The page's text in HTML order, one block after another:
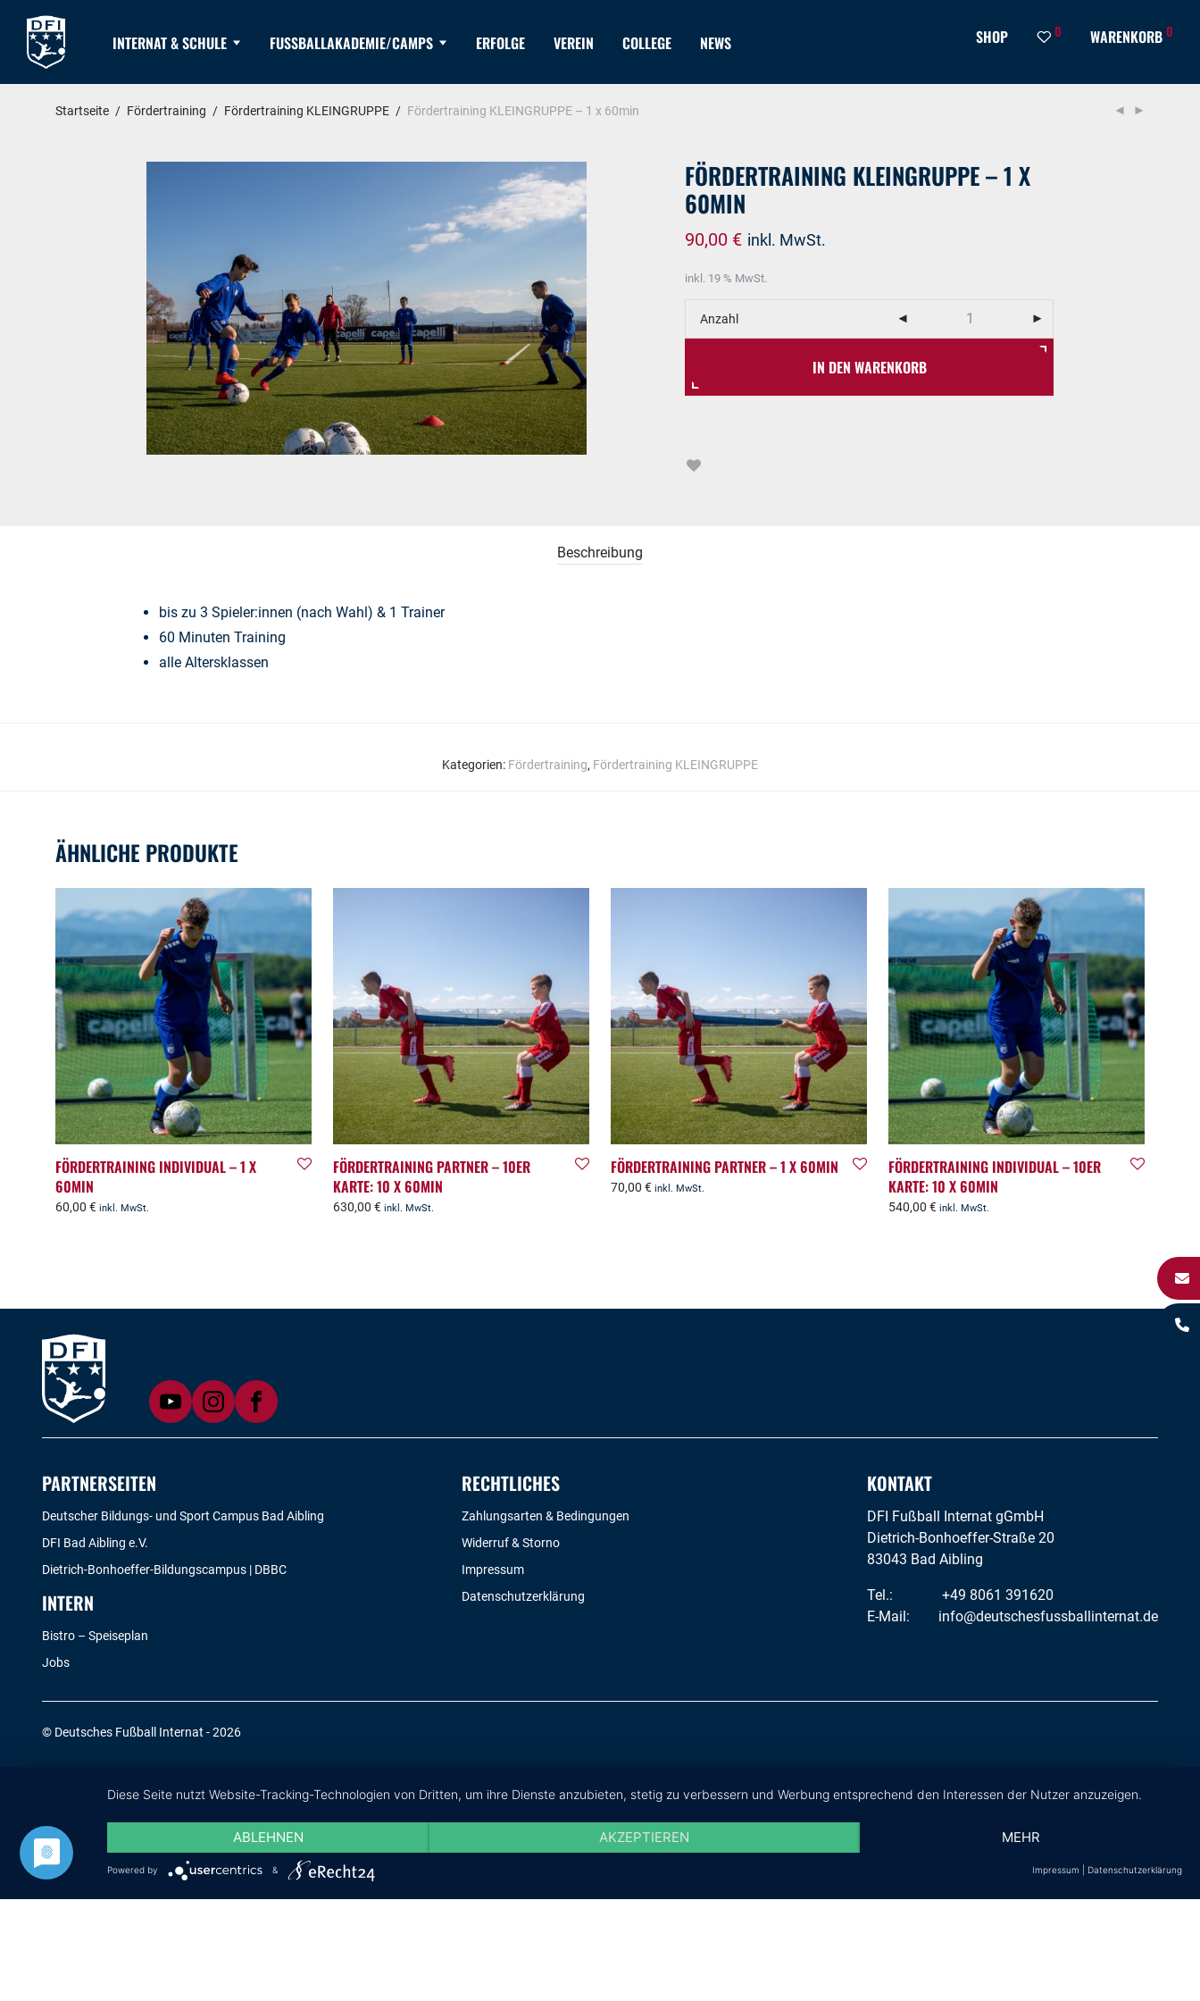
INTERNAT & SCHULE FUSSBALLAKADEMIE/CAMPS ERFOLGE VEREIN COLLEGE NEWS SHOP 0 WARENKORB0
Startseite / Fördertraining / Fördertraining KLEINGRUPPE / Fördertraining KLEINGRUPPE – 1 x 60min
FÖRDERTRAINING KLEINGRUPPE – 1 X
60MIN
90,00 € inkl. MwSt.
inkl. 19 % MwSt.
Anzahl
IN DEN WARENKORB
Beschreibung
bis zu 3 Spieler:innen (nach Wahl) & 1 Trainer
60 Minuten Training
alle Altersklassen
Kategorien: Fördertraining, Fördertraining KLEINGRUPPE
ÄHNLICHE PRODUKTE
FÖRDERTRAINING INDIVIDUAL – 1 X
60MIN
60,00 € inkl. MwSt.
FÖRDERTRAINING PARTNER – 10ER
KARTE: 10 X 60MIN
630,00 € inkl. MwSt.
FÖRDERTRAINING PARTNER – 1 X 60MIN
70,00 € inkl. MwSt.
FÖRDERTRAINING INDIVIDUAL – 10ER
KARTE: 10 X 60MIN
540,00 € inkl. MwSt.
PARTNERSEITEN
Deutscher Bildungs- und Sport Campus Bad Aibling
DFI Bad Aibling e.V.
Dietrich-Bonhoeffer-Bildungscampus | DBBC
INTERN
Bistro – Speiseplan
Jobs
RECHTLICHES
Zahlungsarten & Bedingungen
Widerruf & Storno
Impressum
Datenschutzerklärung
KONTAKT
DFI Fußball Internat gGmbH
Dietrich-Bonhoeffer-Straße 20
83043 Bad Aibling
Tel.:
+49 8061 391620
E-Mail:
info@deutschesfussballinternat.de
© Deutsches Fußball Internat - 2026
Diese Seite nutzt Website-Tracking-Technologien von Dritten, um ihre Dienste anzubieten, stetig zu verbessern und Werbung entsprechend den Interessen der Nutzer anzuzeigen.
ABLEHNEN AKZEPTIEREN MEHR
Powered by & Impressum Datenschutzerklärung